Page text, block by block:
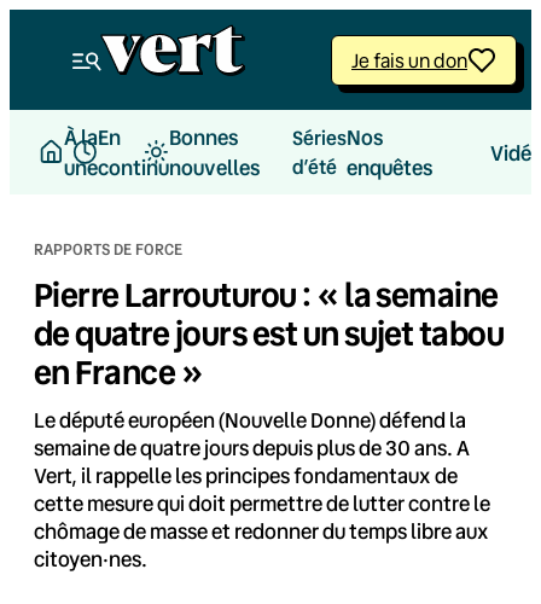
Je fais un don
À la
une
En
continu
Bonnes
nouvelles
Séries
d’été
Nos
enquêtes
RAPPORTS DE FORCE
Pierre Larrouturou : « la semaine
de quatre jours est un sujet tabou
en France »
Le député européen (Nouvelle Donne) défend la
semaine de quatre jours depuis plus de 30 ans. A
Vert, il rappelle les principes fondamentaux de
cette mesure qui doit permettre de lutter contre le
chômage de masse et redonner du temps libre aux
citoyen·nes.